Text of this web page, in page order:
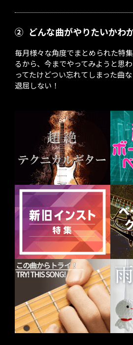
② どんな曲がやりたいかわ
毎月様々な角度でまとめられた特
るから、今までやってみようと思
ってたけどつい忘れてしまった曲
退屈しない！